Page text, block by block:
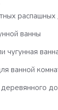
распашных
ванны
чугунная
ванной